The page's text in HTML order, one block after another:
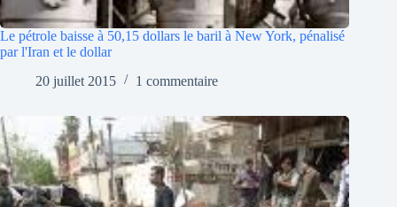
Le pétrole baisse à 50,15 dollars le baril à New York, pénalisé
par l'Iran et le dollar
20 juillet 2015
1 commentaire